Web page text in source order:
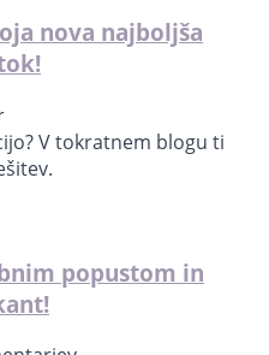
nova najboljša
V tokratnem blogu ti
popustom in